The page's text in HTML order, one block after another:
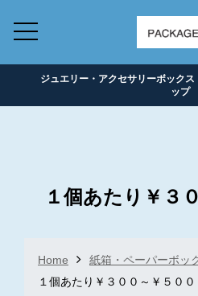
ジュエリー・アクセサリーボック
ップ
１個あたり￥３
Home
紙箱・ペーパーボッ
１個あたり￥３００～￥５００